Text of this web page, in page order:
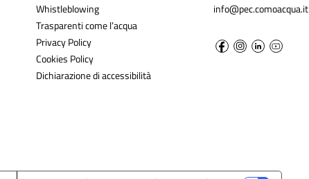
Whistleblowing
Trasparenti come l’acqua
Privacy Policy
Cookies Policy
Dichiarazione di accessibilità
info@pec.comoacqua.it